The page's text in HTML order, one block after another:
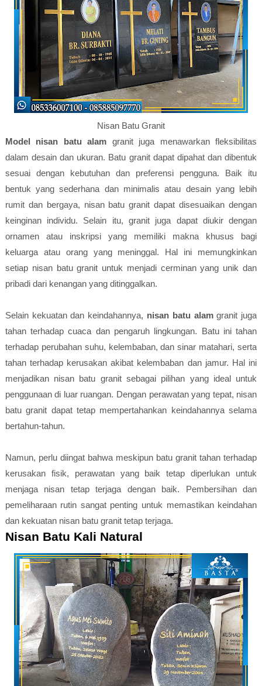
Nisan Batu Granit
Model nisan batu alam granit juga menawarkan fleksibilitas
dalam desain dan ukuran. Batu granit dapat dipahat dan dibentuk
sesuai dengan kebutuhan dan preferensi pengguna. Baik itu
bentuk yang sederhana dan minimalis atau desain yang lebih
rumit dan bergaya, nisan batu granit dapat disesuaikan dengan
keinginan individu. Selain itu, granit juga dapat diukir dengan
ornamen atau inskripsi yang memiliki makna khusus bagi
keluarga atau orang yang meninggal. Hal ini memungkinkan
setiap nisan batu granit untuk menjadi cerminan yang unik dan
pribadi dari kenangan yang ditinggalkan.
Selain kekuatan dan keindahannya, nisan batu alamgranit juga
tahan terhadap cuaca dan pengaruh lingkungan. Batu ini tahan
terhadap perubahan suhu, kelembaban, dan sinar matahari, serta
tahan terhadap kerusakan akibat kelembaban dan jamur. Hal ini
menjadikan nisan batu granit sebagai pilihan yang ideal untuk
penggunaan di luar ruangan. Dengan perawatan yang tepat, nisan
batu granit dapat tetap mempertahankan keindahannya selama
bertahun-tahun.
Namun, perlu diingat bahwa meskipun batu granit tahan terhadap
kerusakan fisik, perawatan yang baik tetap diperlukan untuk
menjaga nisan tetap terjaga dengan baik. Pembersihan dan
pemeliharaan rutin sangat penting untuk memastikan keindahan
dan kekuatan nisan batu granit tetap terjaga.
Nisan Batu Kali Natural